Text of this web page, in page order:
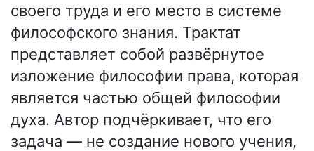
своего труда и его место в системе
философского знания. Трактат
представляет собой развёрнутое
изложение философии права, которая
является частью общей философии
духа. Автор подчёркивает, что его
задача — не создание нового учения,